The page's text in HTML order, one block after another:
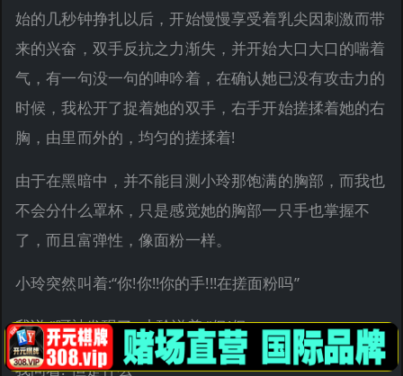
始的几秒钟挣扎以后，开始慢慢享受着乳尖因刺激而带
来的兴奋，双手反抗之力渐失，并开始大口大口的喘着
气，有一句没一句的呻吟着，在确认她已没有攻击力的
时候，我松开了捉着她的双手，右手开始搓揉着她的右
胸，由里而外的，均匀的搓揉着!
由于在黑暗中，并不能目测小玲那饱满的胸部，而我也
不会分什么罩杯，只是感觉她的胸部一只手也掌握不
了，而且富弹性，像面粉一样。
小玲突然叫着:“你!你!!你的手!!!在搓面粉吗”
我说:“呵被发现了>小玲说着:“但!但>
我问着:“但是什么”